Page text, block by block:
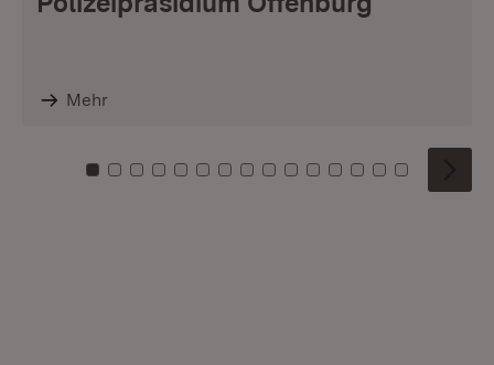
Mehr
Zu Kachel: 0
Zu Kachel: 1
Zu Kachel: 2
Zu Kachel: 3
Zu Kachel: 4
Zu Kachel: 5
Zu Kachel: 6
Zu Kachel: 7
Zu Kachel: 8
Zu Kachel: 9
Zu Kachel: 10
Zu Kachel: 11
Zu Kachel: 12
Zu Kachel:
Zu